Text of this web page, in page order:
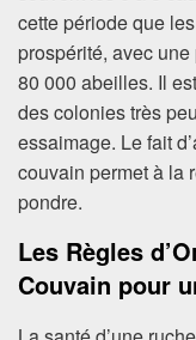
cette période que
prospérité, avec
80 000 abeilles. Il
des colonies très
essaimage. Le fait
couvain permet à la
pondre.
Les Règles
Couvain pour